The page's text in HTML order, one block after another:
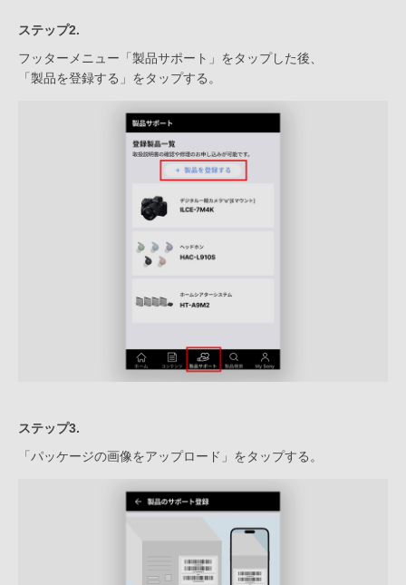
ステップ2.
フッターメニュー「製品サポート」をタップした後、
「製品を登録する」をタップする。
ステップ3.
「パッケージの画像をアップロード」をタップする。